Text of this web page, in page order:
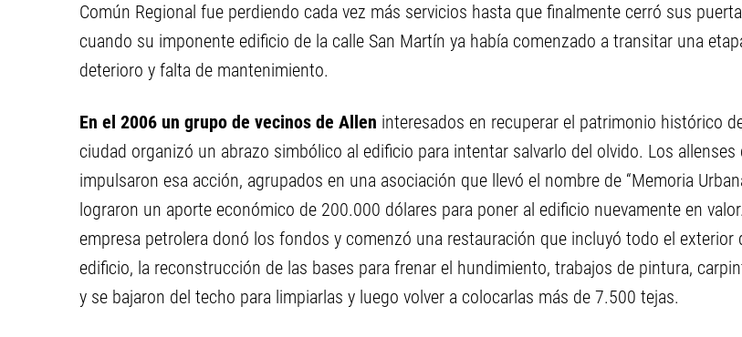
Común Regional fue perdiendo cada vez más servicios hasta que finalmente cerró sus
cuando su imponente edificio de la calle San Martín ya había comenzado a transitar una
deterioro y falta de mantenimiento.
En el 2006 un grupo de vecinos de Allen interesados en recuperar el patrimonio histórico
ciudad organizó un abrazo simbólico al edificio para intentar salvarlo del olvido. Los allenses
impulsaron esa acción, agrupados en una asociación que llevó el nombre de “Memoria
lograron un aporte económico de 200.000 dólares para poner al edificio nuevamente en
empresa petrolera donó los fondos y comenzó una restauración que incluyó todo el exterior
edificio, la reconstrucción de las bases para frenar el hundimiento, trabajos de pintura,
y se bajaron del techo para limpiarlas y luego volver a colocarlas más de 7.500 tejas.